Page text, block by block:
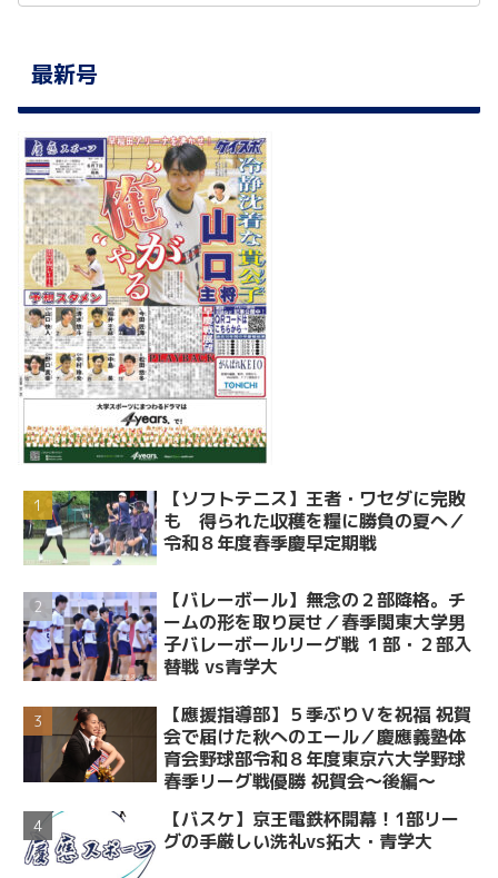
最新号
【ソフトテニス】王者・ワセダに完敗
も 得られた収穫を糧に勝負の夏へ／
令和８年度春季慶早定期戦
【バレーボール】無念の２部降格。チ
ームの形を取り戻せ／春季関東大学男
子バレーボールリーグ戦 １部・２部入
替戦 vs青学大
【應援指導部】５季ぶりＶを祝福 祝賀
会で届けた秋へのエール／慶應義塾体
育会野球部令和８年度東京六大学野球
春季リーグ戦優勝 祝賀会～後編～
【バスケ】京王電鉄杯開幕！1部リー
グの手厳しい洗礼vs拓大・青学大